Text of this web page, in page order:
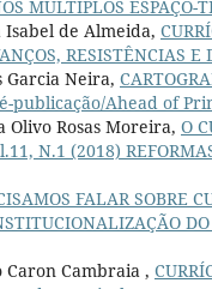
MÚLTIPLOS
de Almeida,
RESISTÊNCIAS E
Garcia Neira,
publicação/Ahead of
Rosas Moreira, O
N.1 (2018)
FALAR SOBRE
Caron Cambraia ,